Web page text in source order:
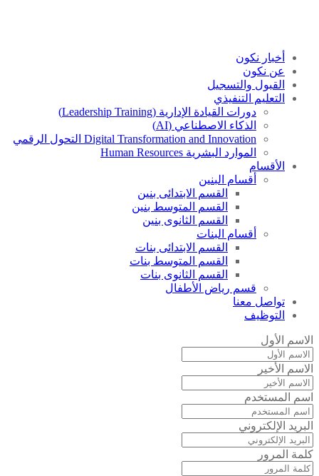
أخبار نكون
عن نكون
القبول والتسجيل
التعليم التنفيذي
دورات القيادة الإدارية (Leadership Training)
الذكاء الاصطناعي (AI)
Digital Transformation and Innovation التحول الرقمي
الموارد البشرية Human Resources
الأقسام
أقسام البنين
القسم الابتدائى بنين
القسم المتوسط بنين
القسم الثانوى بنين
أقسام البنات
القسم الابتدائى بنات
القسم المتوسط بنات
القسم الثانوى بنات
قسم رياض الأطفال
تواصل معنا
التوظيف
الاسم الأول
الاسم الأخير
اسم المستخدم
البريد الإلكتروني
كلمة المرور